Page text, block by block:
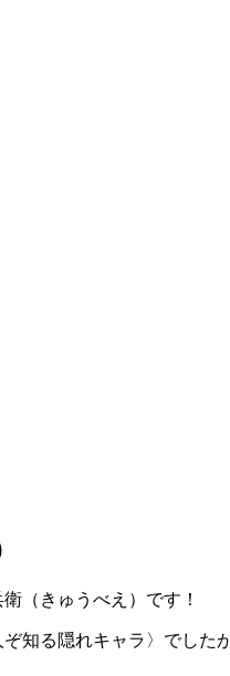
（きゅうべえ）です！
知る隠れキャラ〉でした